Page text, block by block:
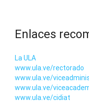
Enlaces
La ULA
www.ula.ve/rectorado
www.ula.ve/
www.ula.ve/
www.ula.ve/cidiat